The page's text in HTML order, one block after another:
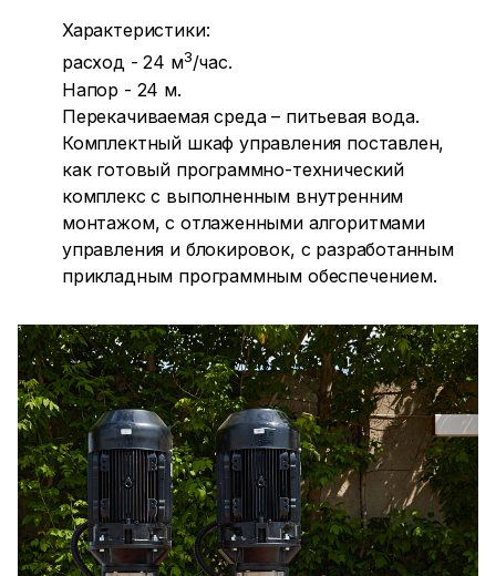
Характеристики:
расход - 24 м3/час.
Напор - 24 м.
Перекачиваемая среда – питьевая вода.
Комплектный шкаф управления поставлен,
как готовый программно-технический
комплекс с выполненным внутренним
монтажом, с отлаженными алгоритмами
управления и блокировок, с разработанным
прикладным программным обеспечением.